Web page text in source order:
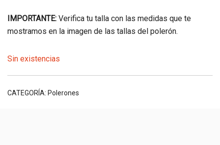
IMPORTANTE: Verifica tu talla con las medidas que te
mostramos en la imagen de las tallas del polerón.
Sin existencias
CATEGORÍA: Polerones